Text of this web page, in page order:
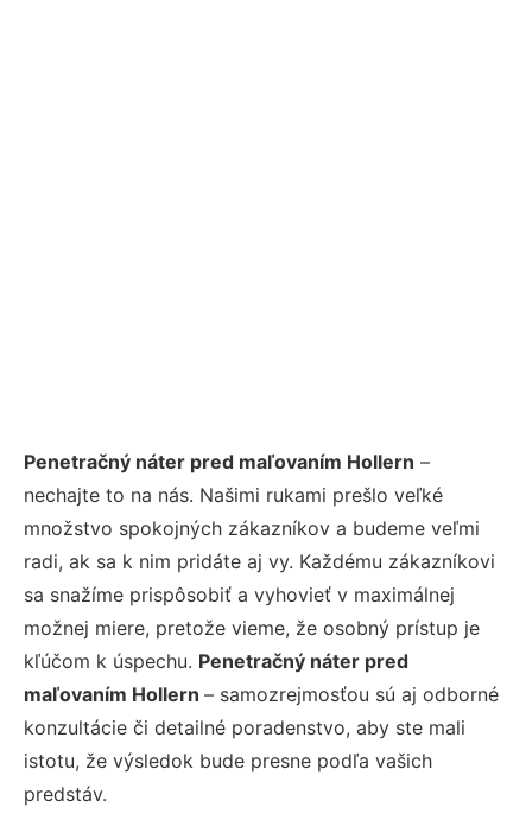
Penetračný náter pred maľovaním Hollern –
nechajte to na nás. Našimi rukami prešlo veľké
množstvo spokojných zákazníkov a budeme veľmi
radi, ak sa k nim pridáte aj vy. Každému zákazníkovi
sa snažíme prispôsobiť a vyhovieť v maximálnej
možnej miere, pretože vieme, že osobný prístup je
kľúčom k úspechu. Penetračný náter pred
maľovaním Hollern – samozrejmosťou sú aj odborné
konzultácie či detailné poradenstvo, aby ste mali
istotu, že výsledok bude presne podľa vašich
predstáv.